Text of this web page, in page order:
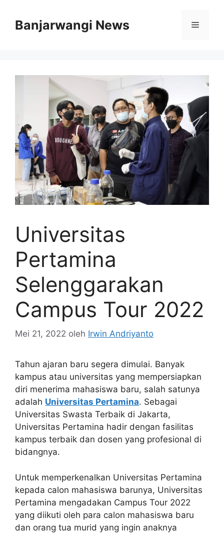
Banjarwangi News Menu
Universitas
Pertamina
Selenggarakan
Campus Tour 2022
Mei 21, 2022 oleh Irwin Andriyanto
Tahun ajaran baru segera dimulai. Banyak
kampus atau universitas yang mempersiapkan
diri menerima mahasiswa baru, salah satunya
adalah Universitas Pertamina. Sebagai
Universitas Swasta Terbaik di Jakarta,
Universitas Pertamina hadir dengan fasilitas
kampus terbaik dan dosen yang profesional di
bidangnya.
Untuk memperkenalkan Universitas Pertamina
kepada calon mahasiswa barunya, Universitas
Pertamina mengadakan Campus Tour 2022
yang diikuti oleh para calon mahasiswa baru
dan orang tua murid yang ingin anaknya